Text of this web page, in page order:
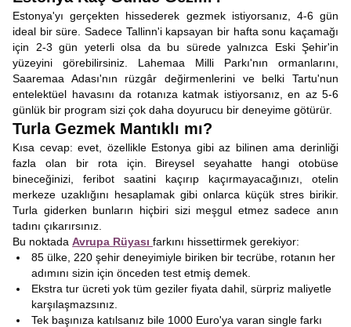
Estonya'yı gerçekten hissederek gezmek istiyorsanız, 4-6 gün
ideal bir süre. Sadece Tallinn'i kapsayan bir hafta sonu kaçamağı
için 2-3 gün yeterli olsa da bu sürede yalnızca Eski Şehir'in
yüzeyini görebilirsiniz. Lahemaa Milli Parkı'nın ormanlarını,
Saaremaa Adası'nın rüzgâr değirmenlerini ve belki Tartu'nun
entelektüel havasını da rotanıza katmak istiyorsanız, en az 5-6
günlük bir program sizi çok daha doyurucu bir deneyime götürür.
Turla Gezmek Mantıklı mı?
Kısa cevap: evet, özellikle Estonya gibi az bilinen ama derinliği
fazla olan bir rota için. Bireysel seyahatte hangi otobüse
bineceğinizi, feribot saatini kaçırıp kaçırmayacağınızı, otelin
merkeze uzaklığını hesaplamak gibi onlarca küçük stres birikir.
Turla giderken bunların hiçbiri sizi meşgul etmez sadece anın
tadını çıkarırsınız.
Bu noktada Avrupa Rüyası farkını hissettirmek gerekiyor:
85 ülke, 220 şehir deneyimiyle biriken bir tecrübe, rotanın her
adımını sizin için önceden test etmiş demek.
Ekstra tur ücreti yok tüm geziler fiyata dahil, sürpriz maliyetle
karşılaşmazsınız.
Tek başınıza katılsanız bile 1000 Euro'ya varan single farkı